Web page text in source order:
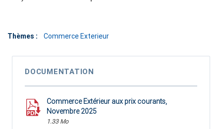
Thèmes : Commerce Exterieur
DOCUMENTATION
Commerce Extérieur aux prix courants,
Novembre 2025
1.33 Mo